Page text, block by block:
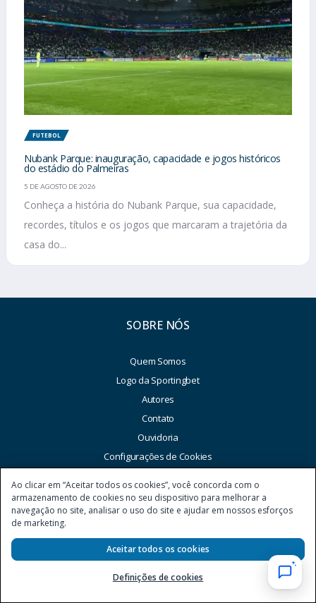
FUTEBOL
Nubank Parque: inauguração, capacidade e jogos históricos
do estádio do Palmeiras
5 DE AGOSTO DE 2026
Conheça a história do Nubank Parque, sua capacidade,
recordes, títulos e os jogos que marcaram a trajetória da
casa do...
SOBRE NÓS
Quem Somos
Logo da Sportingbet
Autores
Contato
Ouvidoria
Configurações de Cookies
Política de Uso
Equidade do Sistema
Política de Prevenção à Lavagem de Dinheiro
Ao clicar em “Aceitar todos os cookies”, você concorda com o
armazenamento de cookies no seu dispositivo para melhorar a
navegação no site, analisar o uso do site e ajudar em nossos esforços
de marketing.
Definições de cookies
Aceitar todos os cookies